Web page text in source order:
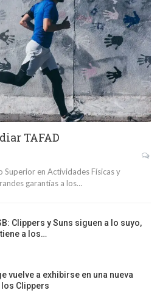
TAFAD
Superior en Actividades Físicas y
garantías a los…
Clippers y Suns siguen a lo suyo,
a los…
vuelve a exhibirse en una nueva
Clippers